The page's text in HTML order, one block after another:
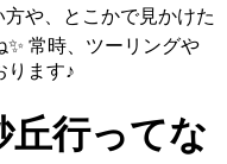
方や、とこかで見かけた
常時、ツーリングや
ります♪
丘行ってな